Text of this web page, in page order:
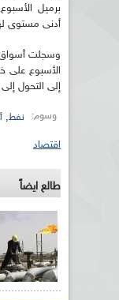
أدنى مستوى لها
وسجلت أسواق
الأسبوع على
إلى التحول
وسوم: نفط,
اقتصاد
طالع ايضاً